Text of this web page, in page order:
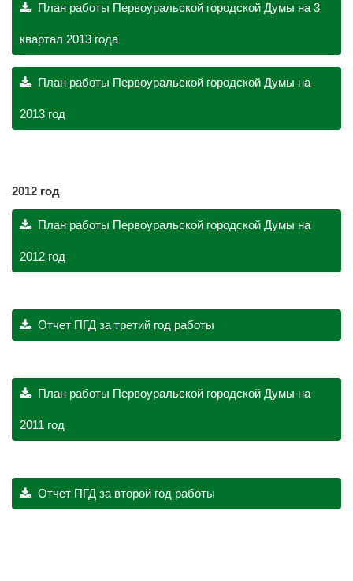
План работы Первоуральской городской Думы на 3
квартал 2013 года
План работы Первоуральской городской Думы на
2013 год
2012 год
План работы Первоуральской городской Думы на
2012 год
Отчет ПГД за третий год работы
План работы Первоуральской городской Думы на
2011 год
Отчет ПГД за второй год работы